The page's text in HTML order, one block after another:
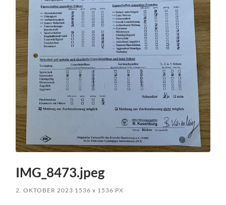
IMG_8473.jpeg
2. OKTOBER 2023 1536x 1536 PX